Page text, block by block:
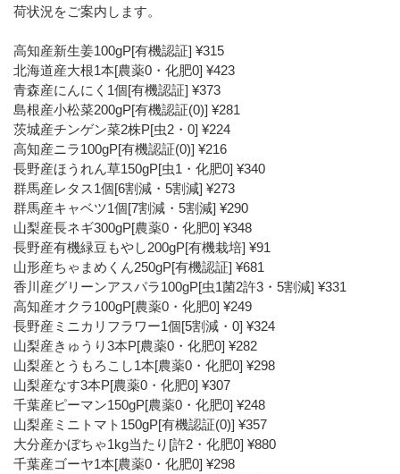
荷状況をご案内します。
高知産新生姜100gP[有機認証] ¥315
北海道産大根1本[農薬0・化肥0] ¥423
青森産にんにく1個[有機認証] ¥373
島根産小松菜200gP[有機認証(0)] ¥281
茨城産チンゲン菜2株P[虫2・0] ¥224
高知産ニラ100gP[有機認証(0)] ¥216
長野産ほうれん草150gP[虫1・化肥0] ¥340
群馬産レタス1個[6割減・5割減] ¥273
群馬産キャベツ1個[7割減・5割減] ¥290
山梨産長ネギ300gP[農薬0・化肥0] ¥348
長野産有機緑豆もやし200gP[有機栽培] ¥91
山形産ちゃまめくん250gP[有機認証] ¥681
香川産グリーンアスパラ100gP[虫1菌2許3・5割減] ¥331
高知産オクラ100gP[農薬0・化肥0] ¥249
長野産ミニカリフラワー1個[5割減・0] ¥324
山梨産きゅうり3本P[農薬0・化肥0] ¥282
山梨産とうもろこし1本[農薬0・化肥0] ¥298
山梨産なす3本P[農薬0・化肥0] ¥307
千葉産ピーマン150gP[農薬0・化肥0] ¥248
山梨産ミニトマト150gP[有機認証(0)] ¥357
大分産かぼちゃ1kg当たり[許2・化肥0] ¥880
千葉産ゴーヤ1本[農薬0・化肥0] ¥298